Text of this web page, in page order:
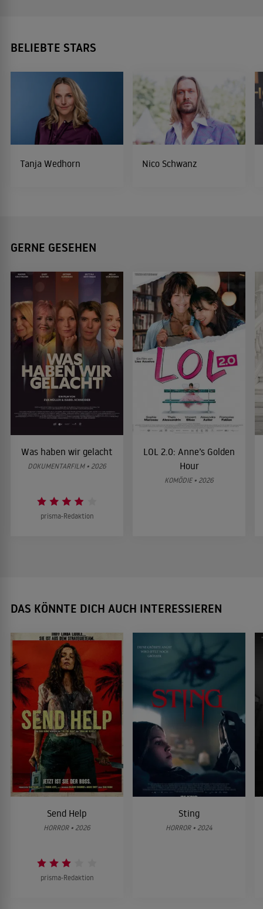
BELIEBTE STARS
Tanja Wedhorn Nico Schwanz
GERNE GESEHEN
Was haben wir gelacht
DOKUMENTARFILM • 2026
prisma-Redaktion
LOL 2.0: Anne’s Golden
Hour
KOMÖDIE • 2026
DAS KÖNNTE DICH AUCH INTERESSIEREN
Send Help
HORROR • 2026
prisma-Redaktion
Sting
HORROR • 2024